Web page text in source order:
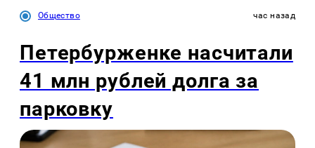
Общество час назад
Петербурженке насчитали
41 млн рублей долга за
парковку